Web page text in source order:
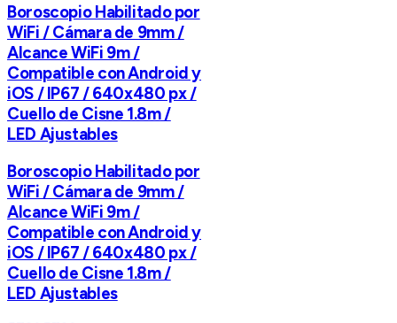
Boroscopio Habilitado por
WiFi / Cámara de 9mm /
Alcance WiFi 9m /
Compatible con Android y
iOS / IP67 / 640x480 px /
Cuello de Cisne 1.8m /
LED Ajustables
Boroscopio Habilitado por
WiFi / Cámara de 9mm /
Alcance WiFi 9m /
Compatible con Android y
iOS / IP67 / 640x480 px /
Cuello de Cisne 1.8m /
LED Ajustables